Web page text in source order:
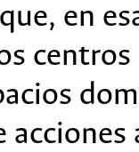
en
centros